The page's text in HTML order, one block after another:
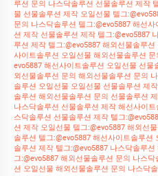
루션 문의 나스닥솔루션 선물솔루션 제작
물 선물솔루션 제작 오일선물 텔그
문의 나스닥솔루션 텔그:@evo5887 해선
션 제작 선물솔루션 제작 텔그:@evo5887
루션 제작 텔그:@evo5887 해외선물솔루
사이트솔루션 오일선물 해외선물솔루션
evo5887 해선사이트솔루션 오일선물 선물
외선물솔루션 문의 해외선물솔루션 문의
솔루션 오일선물 오일선물 선물솔루션 제
솔루션 해외선물솔루션 문의 선물솔루션
나스닥솔루션 선물솔루션 제작 해선사이
스닥솔루션 선물솔루션 제작 텔그
션 제작 오일선물 텔그:@evo5887 해외선
솔루션 텔그:@evo5887 해선사이트솔루
솔루션 제작 텔그:@evo5887 나스닥솔루
그:@evo5887 해외선물솔루션 문의 나스
션 오일선물 해외선물솔루션 문의 나스닥